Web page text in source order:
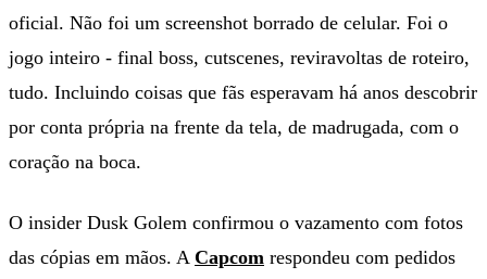
oficial. Não foi um screenshot borrado de celular. Foi o
jogo inteiro - final boss, cutscenes, reviravoltas de roteiro,
tudo. Incluindo coisas que fãs esperavam há anos descobrir
por conta própria na frente da tela, de madrugada, com o
coração na boca.
O insider Dusk Golem confirmou o vazamento com fotos
das cópias em mãos. A Capcom respondeu com pedidos